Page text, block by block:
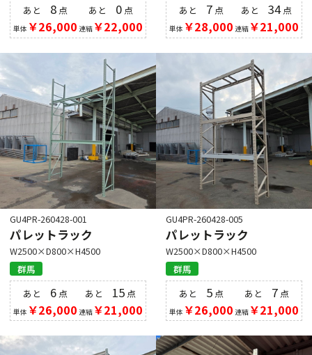
あと 8 点
単体 ￥26,000
あと 0点
連結￥22,000
あと 7 点
単体 ￥28,000
あと34点
連結￥21,000
GU4PR-260428-001
パレットラック
W2500×D800×H4500
群馬
あと 6 点
単体 ￥26,000
あと 15 点
連結￥21,000
GU4PR-260428-005
パレットラック
W2500×D800×H4500
群馬
あと 5 点
単体 ￥26,000
あと 7点
連結￥21,000